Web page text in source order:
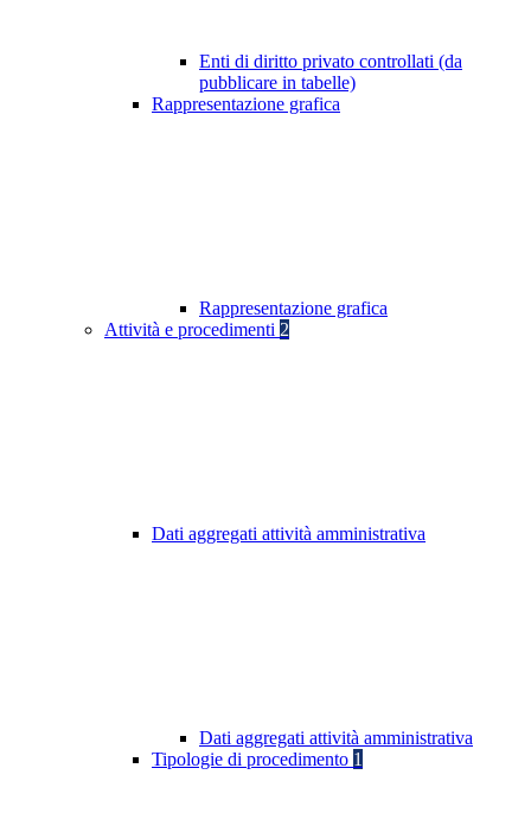
Enti di diritto privato controllati (da
pubblicare in tabelle)
Rappresentazione grafica
Rappresentazione grafica
Attività e procedimenti 2
Dati aggregati attività amministrativa
Dati aggregati attività amministrativa
Tipologie di procedimento 1